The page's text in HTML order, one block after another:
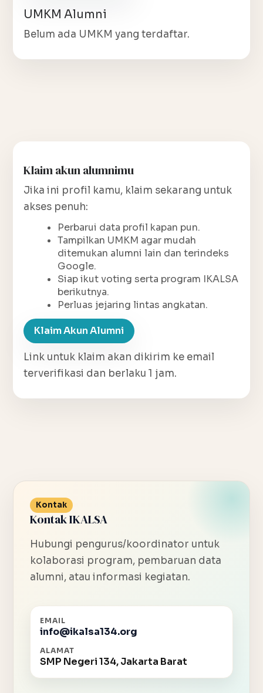
UMKM Alumni
Belum ada UMKM yang terdaftar.
Klaim akun alumnimu
Jika ini profil kamu, klaim sekarang untuk
akses penuh:
Perbarui data profil kapan pun.
Tampilkan UMKM agar mudah
ditemukan alumni lain dan terindeks
Google.
Siap ikut voting serta program IKALSA
berikutnya.
Perluas jejaring lintas angkatan.
Klaim Akun Alumni
Link untuk klaim akan dikirim ke email
terverifikasi dan berlaku 1 jam.
Kontak
Kontak IKALSA
Hubungi pengurus/koordinator untuk
kolaborasi program, pembaruan data
alumni, atau informasi kegiatan.
EMAIL
info@ikalsa134.org
ALAMAT
SMP Negeri 134, Jakarta Barat